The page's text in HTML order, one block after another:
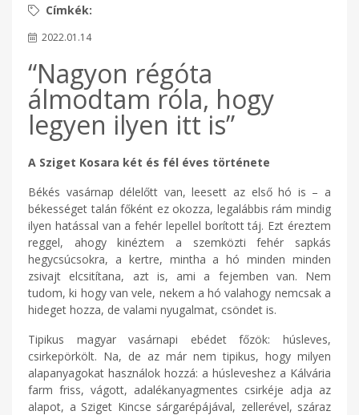
2022.01.14
“Nagyon régóta
álmodtam róla, hogy
legyen ilyen itt is”
A Sziget Kosara két és fél éves története
Békés vasárnap délelőtt van, leesett az első hó is – a
békességet talán főként ez okozza, legalábbis rám mindig
ilyen hatással van a fehér lepellel borított táj. Ezt éreztem
reggel, ahogy kinéztem a szemközti fehér sapkás
hegycsúcsokra, a kertre, mintha a hó minden minden
zsivajt elcsitítana, azt is, ami a fejemben van. Nem
tudom, ki hogy van vele, nekem a hó valahogy nemcsak a
hideget hozza, de valami nyugalmat, csöndet is.
Tipikus magyar vasárnapi ebédet főzök: húsleves,
csirkepörkölt. Na, de az már nem tipikus, hogy milyen
alapanyagokat használok hozzá: a húsleveshez a Kálvária
farm friss, vágott, adalékanyagmentes csirkéje adja az
alapot, a Sziget Kincse sárgarépájával, zellerével, száraz